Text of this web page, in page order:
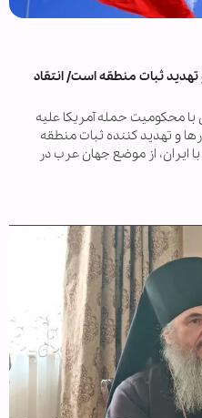
ثبات منطقه است/ انتقاد
محکومیت حمله آمریکا علیه
و تهدید کننده ثبات منطقه
از موضع جهان عرب در